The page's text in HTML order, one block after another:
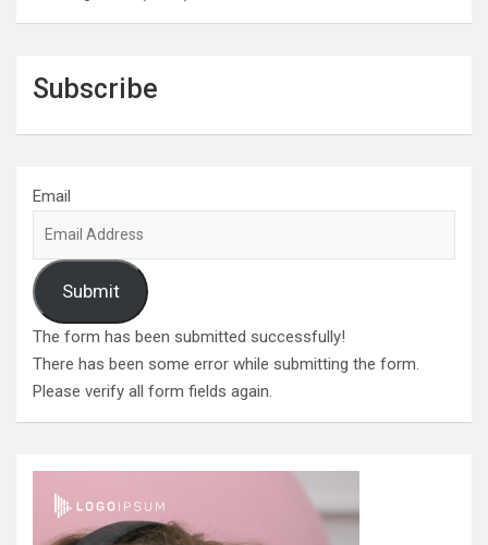
Subscribe
Email
Submit
The form has been submitted successfully!
There has been some error while submitting the form.
Please verify all form fields again.